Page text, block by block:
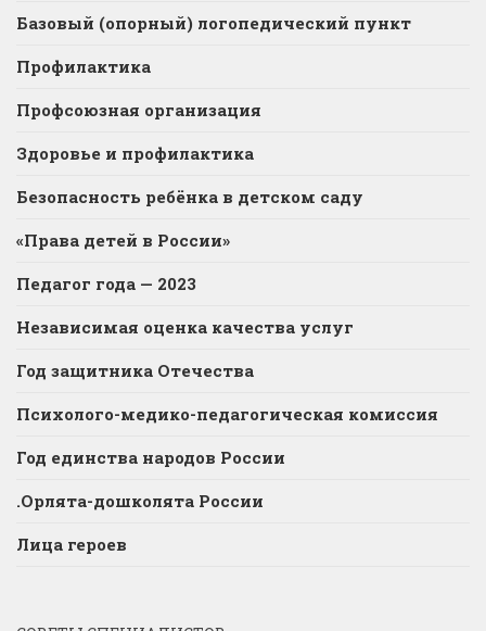
Базовый (опорный) логопедический пункт
Профилактика
Профсоюзная организация
Здоровье и профилактика
Безопасность ребёнка в детском саду
«Права детей в России»
Педагог года — 2023
Независимая оценка качества услуг
Год защитника Отечества
Психолого-медико-педагогическая комиссия
Год единства народов России
.Орлята-дошколята России
Лица героев